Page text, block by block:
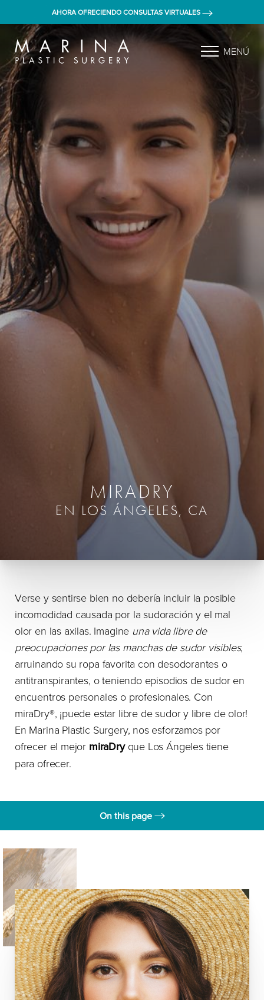
AHORA OFRECIENDO CONSULTAS VIRTUALES
MENÚ
MIRADRY
EN LOS ÁNGELES, CA
Verse y sentirse bien no debería incluir la posible
incomodidad causada por la sudoración y el mal
olor en las axilas. Imagine una vida libre de
preocupaciones por las manchas de sudor visibles,
arruinando su ropa favorita con desodorantes o
antitranspirantes, o teniendo episodios de sudor en
encuentros personales o profesionales. Con
miraDry®, ¡puede estar libre de sudor y libre de olor!
En Marina Plastic Surgery, nos esforzamos por
ofrecer el mejor miraDryque Los Ángeles tiene
para ofrecer.
On this page
Tratamiento
Preguntas Frecuentes
Consultation